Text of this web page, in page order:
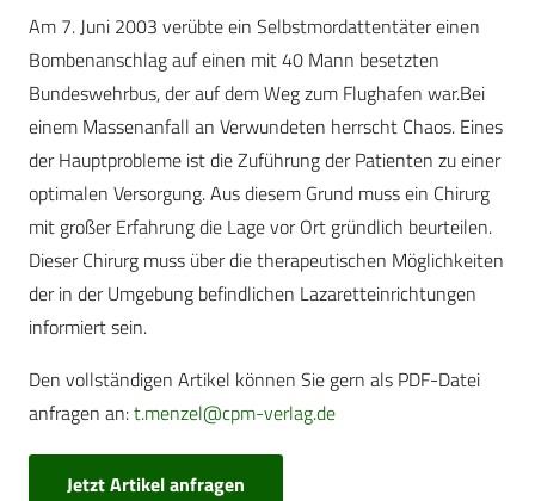
Am 7. Juni 2003 verübte ein Selbstmordattentäter einen
Bombenanschlag auf einen mit 40 Mann besetzten
Bundeswehrbus, der auf dem Weg zum Flughafen war.Bei
einem Massenanfall an Verwundeten herrscht Chaos. Eines
der Hauptprobleme ist die Zuführung der Patienten zu einer
optimalen Versorgung. Aus diesem Grund muss ein Chirurg
mit großer Erfahrung die Lage vor Ort gründlich beurteilen.
Dieser Chirurg muss über die therapeutischen Möglichkeiten
der in der Umgebung befindlichen Lazaretteinrichtungen
informiert sein.
Den vollständigen Artikel können Sie gern als PDF-Datei
anfragen an:t.menzel@cpm-verlag.de
Jetzt Artikel anfragen